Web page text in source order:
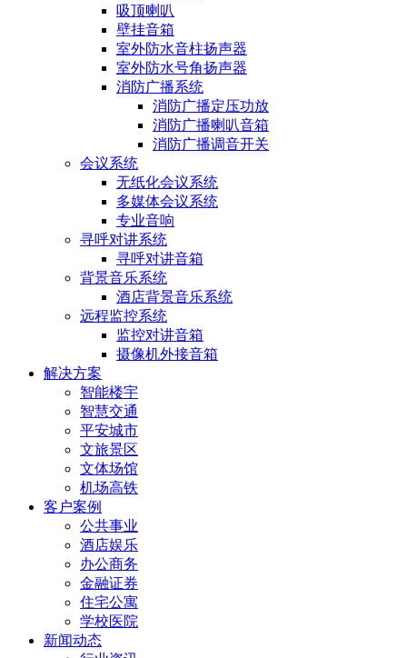
吸顶喇叭
壁挂音箱
室外防水音柱扬声器
室外防水号角扬声器
消防广播系统
消防广播定压功放
消防广播喇叭音箱
消防广播调音开关
会议系统
无纸化会议系统
多媒体会议系统
专业音响
寻呼对讲系统
寻呼对讲音箱
背景音乐系统
酒店背景音乐系统
远程监控系统
监控对讲音箱
摄像机外接音箱
解决方案
智能楼宇
智慧交通
平安城市
文旅景区
文体场馆
机场高铁
客户案例
公共事业
酒店娱乐
办公商务
金融证券
住宅公寓
学校医院
新闻动态